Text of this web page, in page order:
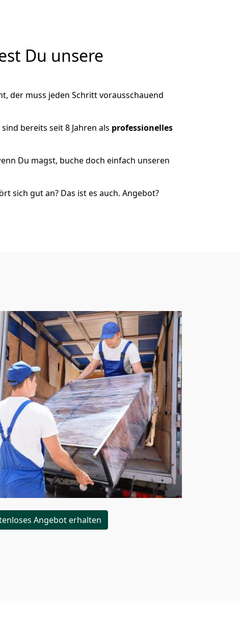
Du unsere
der muss jeden Schritt vorausschauend
bereits seit 8 Jahren als professionelles
Du magst, buche doch einfach unseren
sich gut an? Das ist es auch. Angebot?
Angebot erhalten